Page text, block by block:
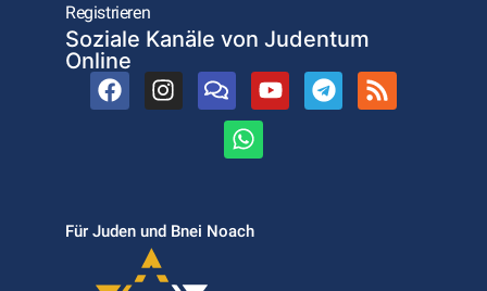
Registrieren
Soziale Kanäle von Judentum
Online
Für Juden und Bnei Noach